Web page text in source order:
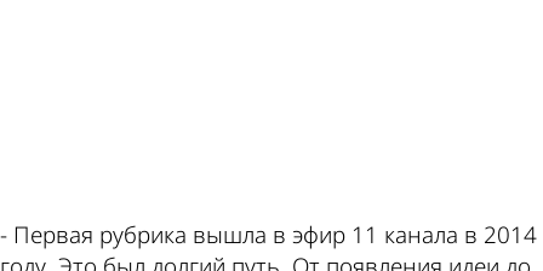
- Первая рубрика вышла в эфир 11 канала в 2014